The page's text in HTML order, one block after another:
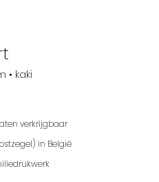
• kaki
verkrijgbaar
in België